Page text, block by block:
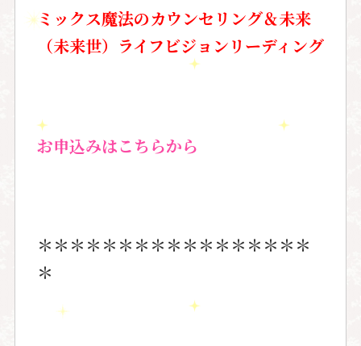
ミックス魔法のカウンセリング＆未来
（未来世）ライフビジョンリーディング
お申込みはこちらから
＊＊＊＊＊＊＊＊＊＊＊＊＊＊＊＊＊
＊